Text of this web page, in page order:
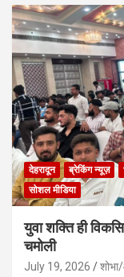
देहरादून ब्रेकिंग न्यूज़
सोशल मीडिया
युवा शक्ति ही
चमोली
July 19, 2026